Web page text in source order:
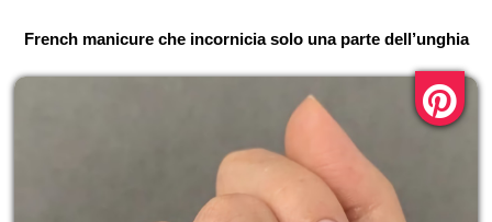
French manicure che incornicia solo una parte dell’unghia